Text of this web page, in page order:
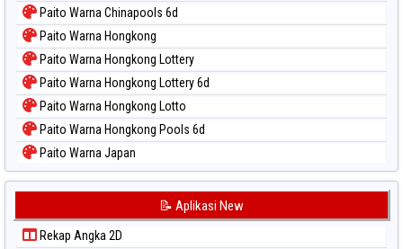
Paito Warna Chinapools 6d
Paito Warna Hongkong
Paito Warna Hongkong Lottery
Paito Warna Hongkong Lottery 6d
Paito Warna Hongkong Lotto
Paito Warna Hongkong Pools 6d
Paito Warna Japan
Paito Warna Japan 6d
Paito Warna Kuda Lari
📝 Aplikasi New
Rekap Angka 2D